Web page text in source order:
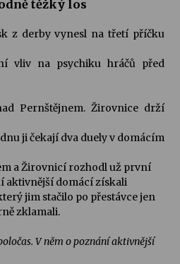
těžký los
z derby vynesl na třetí příčku
vliv na psychiku hráčů před
Pernštějnem. Žirovnice drží
ji čekají dva duely v domácím
V něm o poznání aktivnější